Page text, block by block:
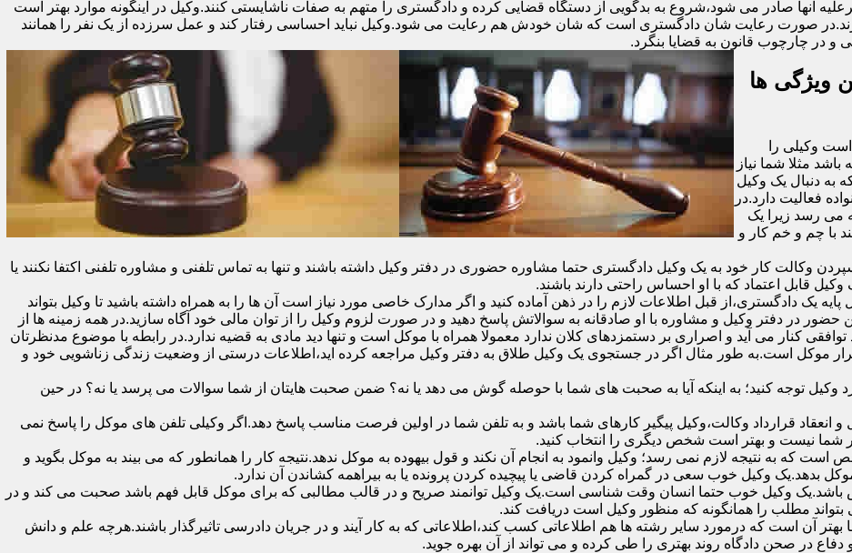
آنها صادر می شود،شروع به بدگویی از دستگاه قضایی کرده و دادگستری را متهم به صفات ناشایستی کنند.وکیل در اینگونه موارد بهتر است
نزند.در صورت رعایت شان دادگستری است که شان خودش هم رعایت می شود.وکیل نباید احساسی رفتار کند و عمل سرزده از یک نفر را همانند
در چارچوب قانون به قضایا بنگرد.
ویژگی ها
است وکیلی را
مثلا شما نیاز
به دنبال یک وکیل
فعالیت دارد.در
می رسد زیرا یک
با چم و خم کار و
وکالت کار خود به یک وکیل دادگستری حتما مشاوره حضوری در دفتر وکیل داشته باشند و تنها به تماس تلفنی و مشاوره تلفنی اکتفا نکنند یا
قابل اعتماد که با او احساس راحتی دارند باشند.
یک دادگستری،از قبل اطلاعات لازم را در ذهن آماده کنید و اگر مدارک خاصی مورد نیاز است آن ها را به همراه داشته باشید تا وکیل بتواند
در دفتر وکیل و مشاوره با او صادقانه به سوالاتش پاسخ دهید و در صورت لزوم وکیل را از توان مالی خود آگاه سازید.در همه زمینه ها از
کنار می آید و اصراری بر دستمزدهای کلان ندارد معمولا همراه با موکل است و تنها دید مادی به قضیه ندارد.در رابطه با موضوع مدنظرتان
موکل است.به طور مثال اگر در جستجوی یک وکیل طلاق به دفتر وکیل مراجعه کرده اید،اطلاعات درستی از وضعیت زندگی زناشویی خود و
وکیل توجه کنید؛ به اینکه آیا به صحبت های شما با حوصله گوش می دهد یا نه؟ ضمن صحبت هایتان از شما سوالات می پرسد یا نه؟ در حین
دفتر وکیل و انعقاد قرارداد وکالت،وکیل پیگیر کارهای شما باشد و به تلفن شما در اولین فرصت مناسب پاسخ دهد.اگر وکیلی تلفن های موکل را پاسخ نمی
شما نیست و بهتر است شخص دیگری را انتخاب کنید.
که به نتیجه لازم نمی رسد؛ وکیل وانمود به انجام آن نکند و قول بیهوده به موکل ندهد.نتیجه کار را همانطور که می بیند به موکل بگوید و
بدهد.یک وکیل خوب سعی در گمراه کردن قاضی یا پیچیده کردن پرونده یا به بیراهمه کشاندن آن ندارد.
وکیل خوب حتما انسان وقت شناسی است.یک وکیل توانمند صریح و در قالب مطالبی که برای موکل قابل فهم باشد صحبت می کند و در
مطلب را همانگونه که منظور وکیل است دریافت کند.
آن است که درمورد سایر رشته ها هم اطلاعاتی کسب کند،اطلاعاتی که به کار آیند و در جریان دادرسی تاثیرگذار باشند.هرچه علم و دانش
در صحن دادگاه روند بهتری را طی کرده و می تواند از آن بهره جوید.